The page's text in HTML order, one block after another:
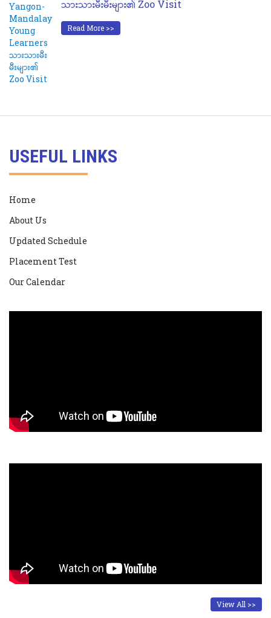
သားသားမီးမီးများ၏ Zoo Visit
Read More >>
USEFUL LINKS
Home
About Us
Updated Schedule
Placement Test
Our Calendar
View All >>